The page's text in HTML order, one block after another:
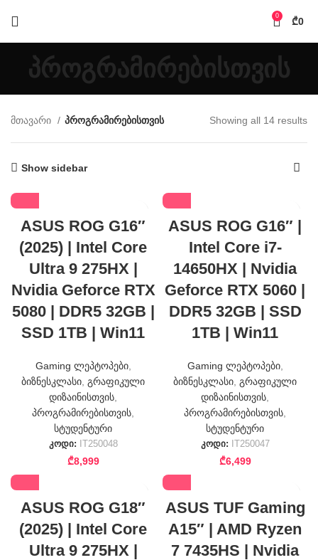
0 ₾0
პროგრამირებისთვის
მთავარი პროგრამირებისთვის Showing all 14 results
Show sidebar
ASUS ROG G16″
(2025) | Intel Core
Ultra 9 275HX |
Nvidia Geforce RTX
5080 | DDR5 32GB |
SSD 1TB | Win11
Gaming ლეპტოპები,
ბიზნესკლასი გრაფიკული
დიზაინისთვის
პროგრამირებისთვის
სტუდენტური
კოდი: IT250048
₾8,999
ASUS ROG G16″ |
Intel Core i7-
14650HX | Nvidia
Geforce RTX 5060 |
DDR5 32GB | SSD
1TB | Win11
Gaming ლეპტოპები,
ბიზნესკლასი გრაფიკული
დიზაინისთვის
პროგრამირებისთვის
სტუდენტური
კოდი: IT250047
₾6,499
ASUS ROG G18″
(2025) | Intel Core
Ultra 9 275HX |
ASUS TUF Gaming
A15″ | AMD Ryzen
7 7435HS | Nvidia